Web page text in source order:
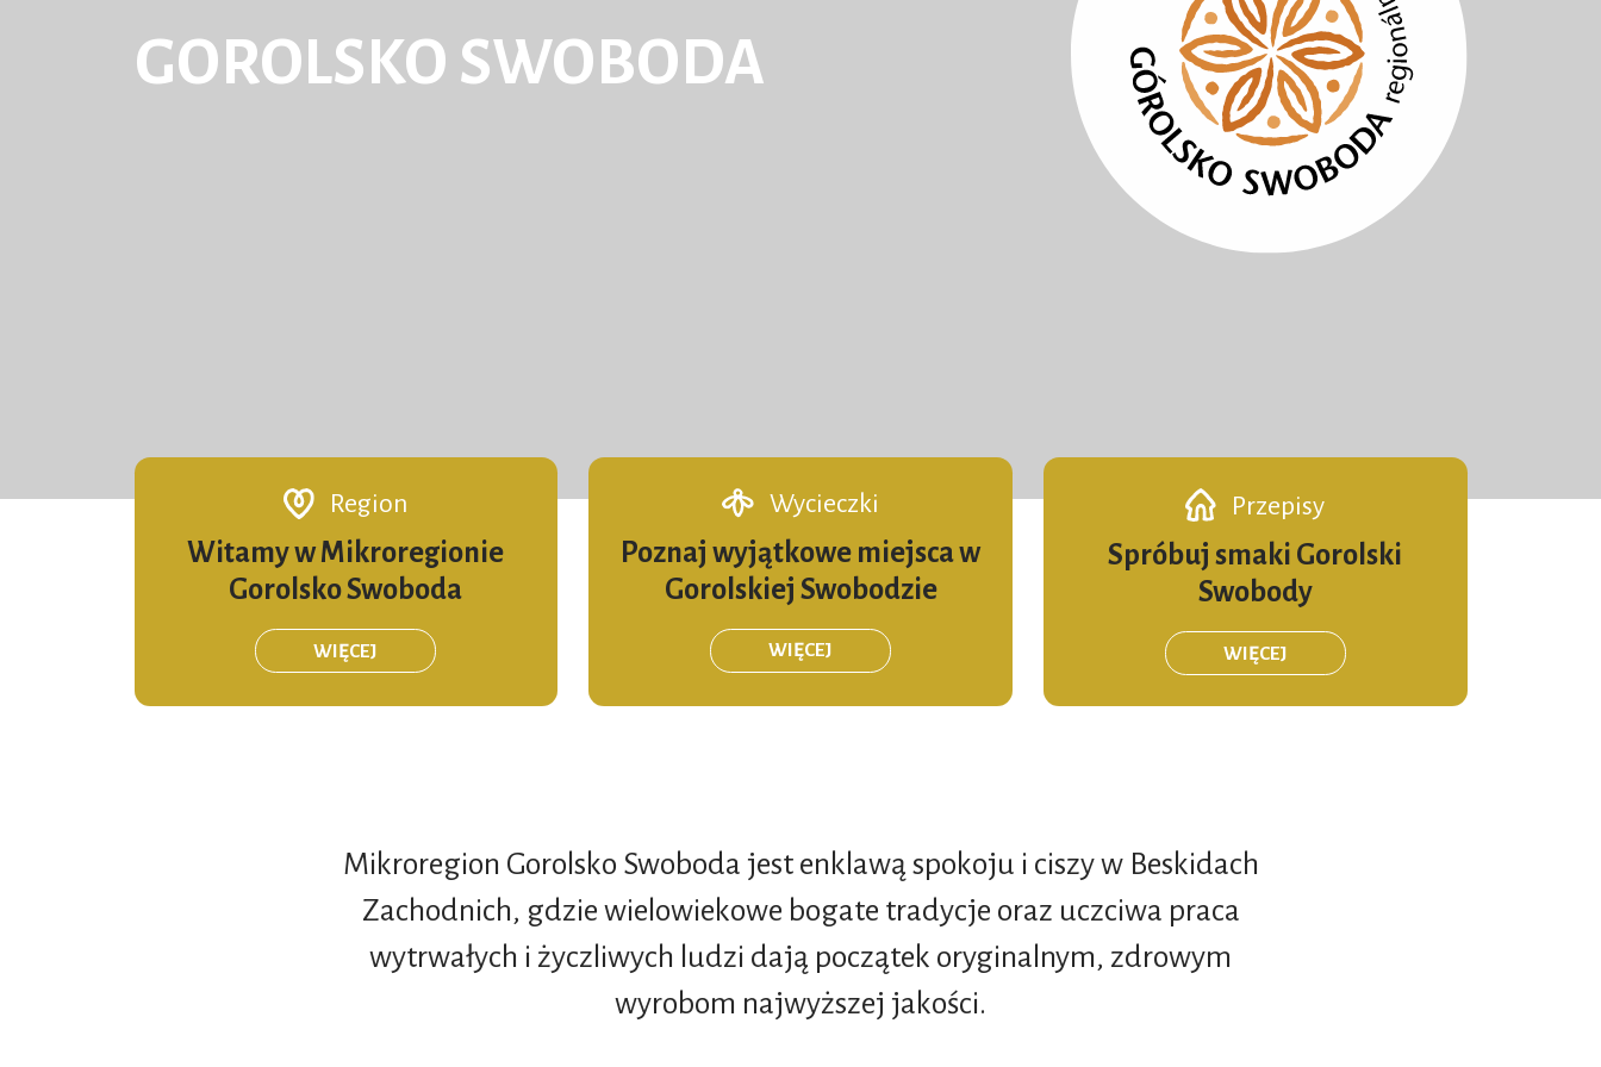
GOROLSKO SWOBODA
Region
Witamy w Mikroregionie
Gorolsko Swoboda
WIĘCEJ
Wycieczki
Poznaj wyjątkowe miejsca w
Gorolskiej Swobodzie
WIĘCEJ
Przepisy
Spróbuj smaki Gorolski
Swobody
WIĘCEJ
Mikroregion Gorolsko Swoboda jest enklawą spokoju i ciszy w Beskidach
Zachodnich, gdzie wielowiekowe bogate tradycje oraz uczciwa praca
wytrwałych i życzliwych ludzi dają początek oryginalnym, zdrowym
wyrobom najwyższej jakości.